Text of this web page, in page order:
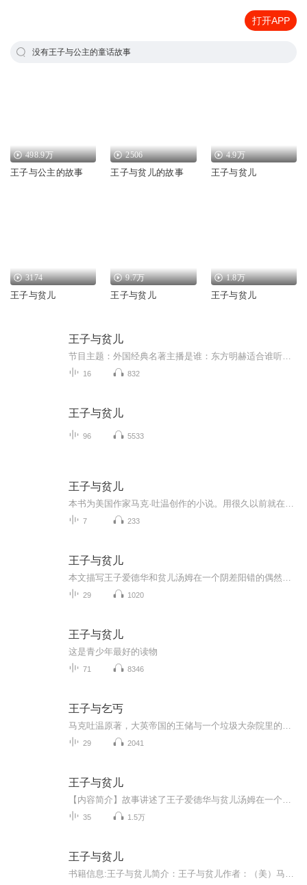
打开APP
没有王子与公主的童话故事
498.9万
王子与公主的故事
2506
王子与贫儿的故事
4.9万
王子与贫儿
3174
王子与贫儿
9.7万
王子与贫儿
1.8万
王子与贫儿
王子与贫儿
16 832
王子与贫儿
96 5533
王子与贫儿
7 233
王子与贫儿
29 1020
王子与贫儿
这是青少年最好的读物
71 8346
王子与乞丐
29 2041
王子与贫儿
35 1.5万
王子与贫儿